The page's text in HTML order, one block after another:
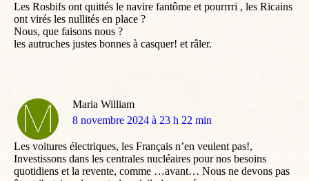
Les Rosbifs ont quittés le navire fantôme et pourrrri , les Ricains
ont virés les nullités en place ?
Nous, que faisons nous ?
les autruches justes bonnes à casquer! et râler.
Maria William
dit
8 novembre 2024 à 23 h 22 min
Les voitures électriques, les Français n’en veulent pas!,
Investissons dans les centrales nucléaires pour nos besoins
quotidiens et la revente, comme …avant… Nous ne devons pas